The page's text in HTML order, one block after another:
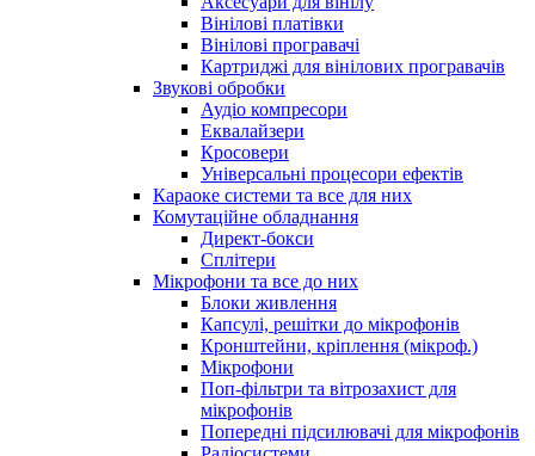
Вінілові платівки
Вінілові програвачі
Картриджі для вінілових програвачів
Звукові обробки
Аудіо компресори
Еквалайзери
Кросовери
Універсальні процесори ефектів
Караоке системи та все для них
Комутаційне обладнання
Директ-бокси
Сплітери
Мікрофони та все до них
Блоки живлення
Капсулі, решітки до мікрофонів
Кронштейни, кріплення (мікроф.)
Мікрофони
Поп-фільтри та вітрозахист для
мікрофонів
Попередні підсилювачі для мікрофонів